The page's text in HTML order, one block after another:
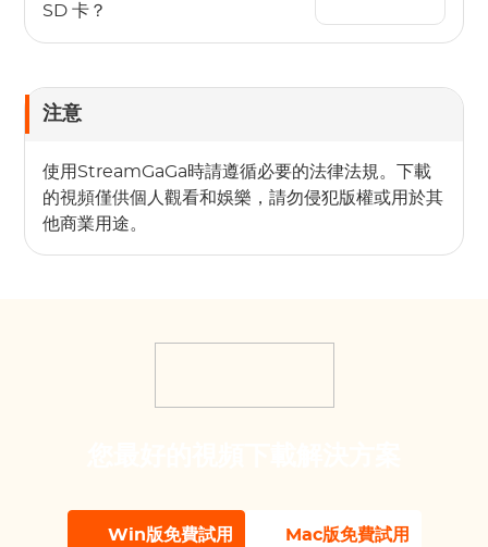
SD 卡？
注意
使用StreamGaGa時請遵循必要的法律法規。下載
的視頻僅供個人觀看和娛樂，請勿侵犯版權或用於其
他商業用途。
Win版免費試用 Mac版免費試用